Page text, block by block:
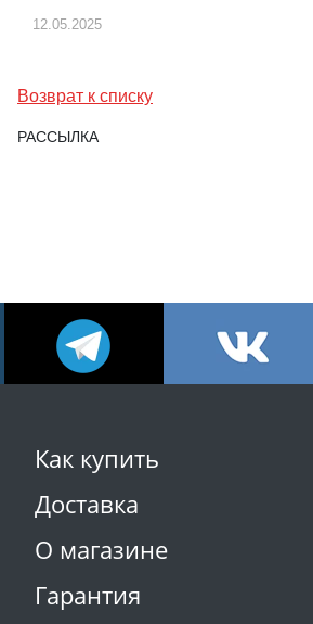
12.05.2025
Возврат к списку
РАССЫЛКА
Как купить
Доставка
О магазине
Гарантия